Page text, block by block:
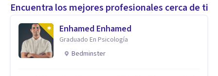
Encuentra los mejores profesionales cerca de ti
Enhamed Enhamed
Graduado En Psicología
Bedminster